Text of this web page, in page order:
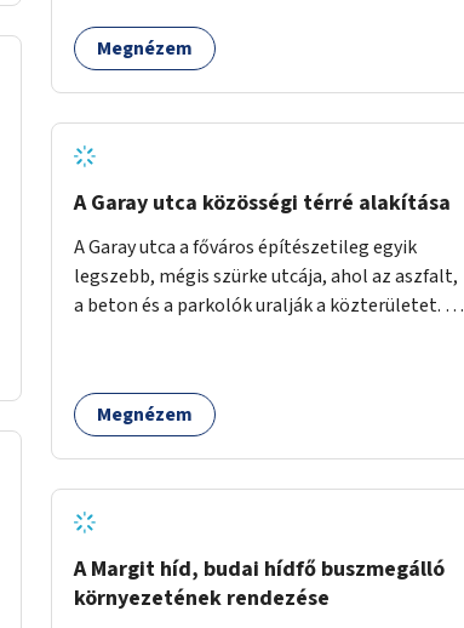
zöldítéssel is össze lehetne kötni: ahol
megoldható, ott az utasváróra vagy akár
megállókat.
Megnézem
A Garay utca közösségi térré alakítása
A Garay utca a főváros építészetileg egyik
legszebb, mégis szürke utcája, ahol az aszfalt,
a beton és a parkolók uralják a közterületet. Az
közösségbarát terület létrehozásának. A
szakaszon a parkolás átszervezésével
sakkasztal és egy lábbal tekerhető
mobiltöltőpont tennék kellemesebbé (és
hűvösebbé) a környéken lakók és az arra járók
mindennapjait.
Megnézem
A Margit híd, budai hídfő buszmegálló
környezetének rendezése